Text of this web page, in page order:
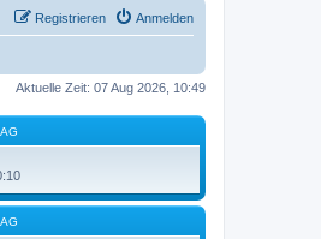
Anmelden
Registrieren
Aktuelle Zeit: 07 Aug 2026, 10:49